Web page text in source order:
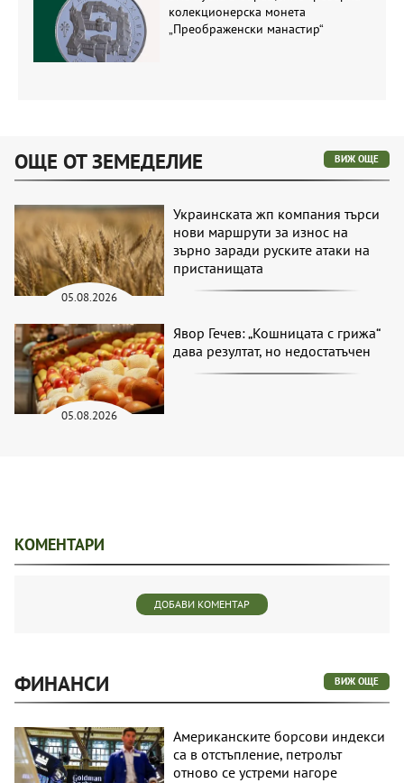
колекционерска монета
„Преображенски манастир“
ОЩЕ ОТ ЗЕМЕДЕЛИЕ ВИЖ ОЩЕ
05.08.2026
Украинската жп компания търси
нови маршрути за износ на
зърно заради руските атаки на
пристанищата
05.08.2026
Явор Гечев: „Кошницата с грижа“
дава резултат, но недостатъчен
КОМЕНТАРИ
ДОБАВИ КОМЕНТАР
ФИНАНСИ ВИЖ ОЩЕ
Американските борсови индекси
са в отстъпление, петролът
отново се устреми нагоре